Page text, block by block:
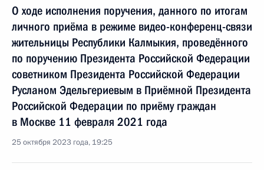
О ходе исполнения поручения, данного по итогам
личного приёма в режиме видео-конференц-связи
жительницы Республики Калмыкия, проведённого
по поручению Президента Российской Федерации
советником Президента Российской Федерации
Русланом Эдельгериевым в Приёмной Президента
Российской Федерации по приёму граждан
в Москве 11 февраля 2021 года
25 октября 2023 года, 19:25